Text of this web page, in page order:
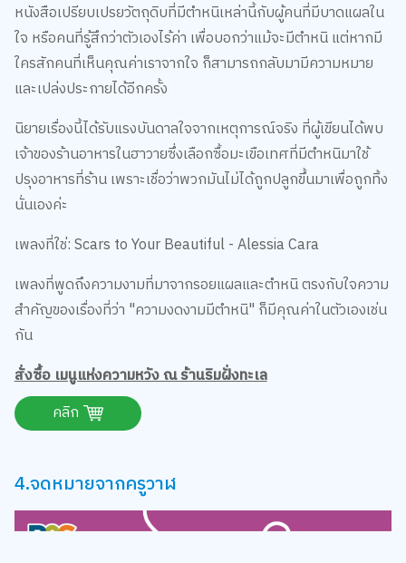
หนังสือเปรียบเปรยวัตถุดิบที่มีตำหนิเหล่านี้กับผู้คนที่มีบาดแผลใน
ใจ หรือคนที่รู้สึกว่าตัวเองไร้ค่า เพื่อบอกว่าแม้จะมีตำหนิ แต่หากมี
ใครสักคนที่เห็นคุณค่าเราจากใจ ก็สามารถกลับมามีความหมาย
และเปล่งประกายได้อีกครั้ง
นิยายเรื่องนี้ได้รับแรงบันดาลใจจากเหตุการณ์จริง ที่ผู้เขียนได้พบ
เจ้าของร้านอาหารในฮาวายซึ่งเลือกซื้อมะเขือเทศที่มีตำหนิมาใช้
ปรุงอาหารที่ร้าน เพราะเชื่อว่าพวกมันไม่ได้ถูกปลูกขึ้นมาเพื่อถูกทิ้ง
นั่นเองค่ะ
เพลงที่ใช่: Scars to Your Beautiful - Alessia Cara
เพลงที่พูดถึงความงามที่มาจากรอยแผลและตำหนิ ตรงกับใจความ
สำคัญของเรื่องที่ว่า "ความงดงามมีตำหนิ" ก็มีคุณค่าในตัวเองเช่น
กัน
สั่งซื้อ เมนูแห่งความหวัง ณ ร้านริมฝั่งทะเล
คลิก
4.จดหมายจากครูวาฬ